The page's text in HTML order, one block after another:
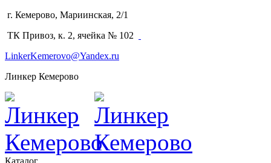
г. Кемерово, Мариинская, 2/1
ТК Привоз, к. 2, ячейка № 102
LinkerKemerovo@Yandex.ru
Линкер Кемерово
Каталог